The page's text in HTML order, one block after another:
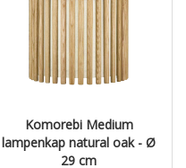
Komorebi Medium
lampenkap natural oak - Ø
29 cm